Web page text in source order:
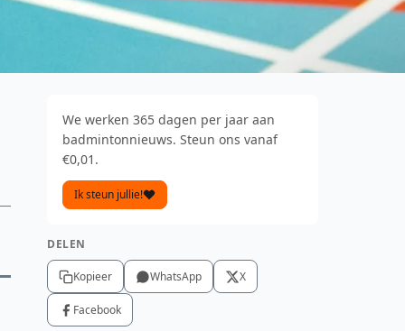
We werken 365 dagen per jaar aan
badmintonnieuws. Steun ons vanaf
€0,01.
Ik steun jullie!
DELEN
Kopieer WhatsApp X
Facebook